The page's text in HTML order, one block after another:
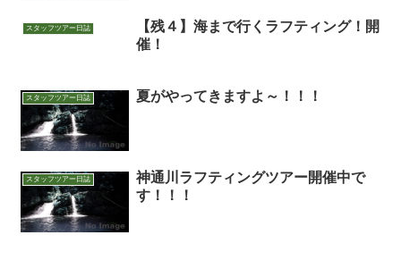
スタッフツアー日誌
【残４】海まで行くラフティング！開
催！
スタッフツアー日誌 夏がやってきますよ～！！！
スタッフツアー日誌
神通川ラフティングツアー開催中で
す！！！